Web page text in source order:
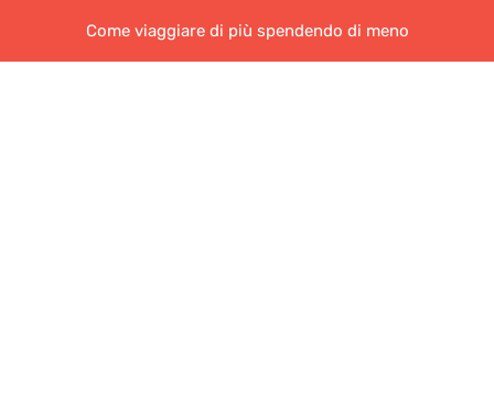
Come viaggiare di più spendendo di meno